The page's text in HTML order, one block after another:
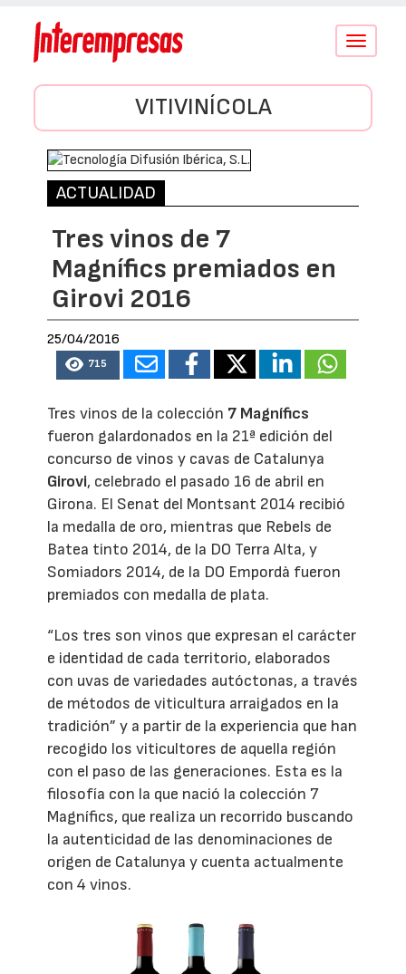
Conmutar
VITIVINÍCOLA
ACTUALIDAD
Tres vinos de 7
Magnífics premiados en
Girovi 2016
25/04/2016
715
Tres vinos de la colección 7 Magnífics
fueron galardonados en la 21ª edición del
concurso de vinos y cavas de Catalunya
Girovi, celebrado el pasado 16 de abril en
Girona. El Senat del Montsant 2014 recibió
la medalla de oro, mientras que Rebels de
Batea tinto 2014, de la DO Terra Alta, y
Somiadors 2014, de la DO Empordà fueron
premiados con medalla de plata.
“Los tres son vinos que expresan el carácter
e identidad de cada territorio, elaborados
con uvas de variedades autóctonas, a través
de métodos de viticultura arraigados en la
tradición” y a partir de la experiencia que han
recogido los viticultores de aquella región
con el paso de las generaciones. Esta es la
filosofía con la que nació la colección 7
Magnífics, que realiza un recorrido buscando
la autenticidad de las denominaciones de
origen de Catalunya y cuenta actualmente
con 4 vinos.